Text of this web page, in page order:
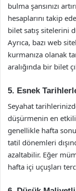
bulma şansınızı
hesaplarını takip
bilet satış sitelerini
Ayrıca, bazı web
kurmanıza olanak
aralığında bir bilet
5. Esnek
Seyahat
düşürmenin en
genellikle hafta
tatil dönemleri
azaltabilir. Eğer
hafta içi uçuşları